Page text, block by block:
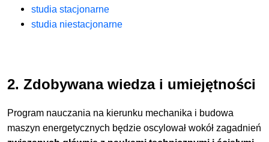
studia stacjonarne
studia niestacjonarne
2. Zdobywana wiedza i umiejętności
Program nauczania na kierunku mechanika i budowa
maszyn energetycznych będzie oscylował wokół zagadnień